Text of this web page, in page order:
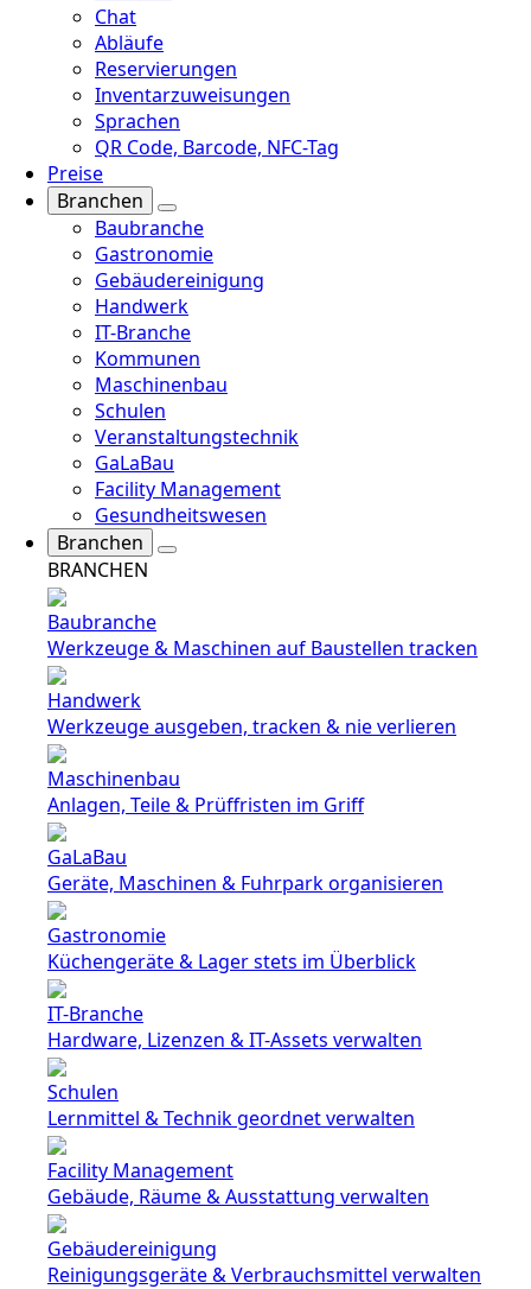
Chat
Abläufe
Reservierungen
Inventarzuweisungen
Sprachen
QR Code, Barcode, NFC-Tag
Preise
Branchen
Baubranche
Gastronomie
Gebäudereinigung
Handwerk
IT-Branche
Kommunen
Maschinenbau
Schulen
Veranstaltungstechnik
GaLaBau
Facility Management
Gesundheitswesen
Branchen
BRANCHEN
Baubranche
Werkzeuge & Maschinen auf Baustellen tracken
Handwerk
Werkzeuge ausgeben, tracken & nie verlieren
Maschinenbau
Anlagen, Teile & Prüffristen im Griff
GaLaBau
Geräte, Maschinen & Fuhrpark organisieren
Gastronomie
Küchengeräte & Lager stets im Überblick
IT-Branche
Hardware, Lizenzen & IT-Assets verwalten
Schulen
Lernmittel & Technik geordnet verwalten
Facility Management
Gebäude, Räume & Ausstattung verwalten
Gebäudereinigung
Reinigungsgeräte & Verbrauchsmittel verwalten